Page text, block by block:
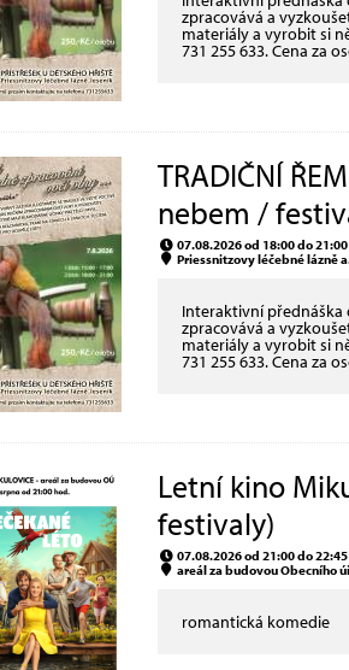
zpracovává a
materiály a vyrobit si
731 255 633. Cena za
TRADIČNÍ
nebem /
07.08.2026 od 18:00 do
Priessnitzovy léčebné lázně
Interaktivní přednáška
zpracovává a
materiály a vyrobit si
731 255 633. Cena za
Letní kino
festivaly)
07.08.2026 od 21:00 do
areál za budovou Obecního
romantická komedie